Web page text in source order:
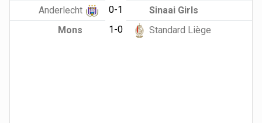
Anderlecht
0-1
Sinaai Girls
Mons
1-0 Standard Liège